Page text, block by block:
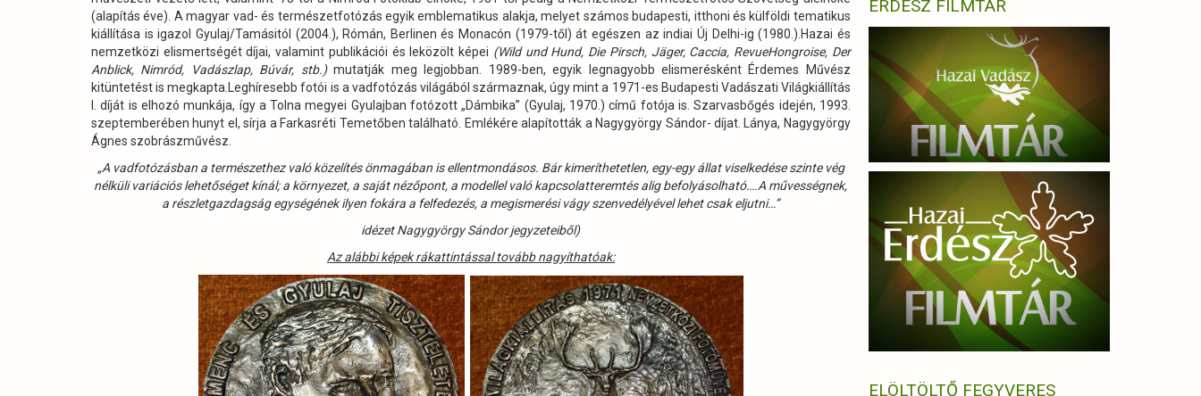
(alapítás éve). A magyar vad- és természetfotózás egyik emblematikus alakja, melyet számos budapesti, itthoni és külföldi tematikus
kiállítása is igazol Gyulaj/Tamásitól (2004.), Rómán, Berlinen és Monacón (1979-től) át egészen az indiai Új Delhi-ig (1980.).Hazai és
nemzetközi elismertségét díjai, valamint publikációi és leközölt képei (Wild und Hund, Die Pirsch, Jäger, Caccia, RevueHongroise, Der
Anblick, Nimród, Vadászlap, Búvár, stb.)mutatják meg legjobban. 1989-ben, egyik legnagyobb elismerésként Érdemes Művész
kitüntetést is megkapta.Leghíresebb fotói is a vadfotózás világából származnak, úgy mint a 1971-es Budapesti Vadászati Világkiállítás
I. díját is elhozó munkája, így a Tolna megyei Gyulajban fotózott „Dámbika” (Gyulaj, 1970.) című fotója is. Szarvasbőgés idején, 1993.
szeptemberében hunyt el, sírja a Farkasréti Temetőben található. Emlékére alapították a Nagygyörgy Sándor- díjat. Lánya, Nagygyörgy
Ágnes szobrászművész.
„A vadfotózásban a természethez való közelítés önmagában is ellentmondásos. Bár kimeríthetetlen, egy-egy állat viselkedése szinte vég
nélküli variációs lehetőséget kínál; a környezet, a saját nézőpont, a modellel való kapcsolatteremtés alig befolyásolható….A művességnek,
a részletgazdagság egységének ilyen fokára a felfedezés, a megismerési vágy szenvedélyével lehet csak eljutni…”
idézet Nagygyörgy Sándor jegyzeteiből)
Az alábbi képek rákattintással tovább nagyíthatóak:
ERDÉSZ FILMTÁR
ELÖLTÖLTŐ FEGYVERES